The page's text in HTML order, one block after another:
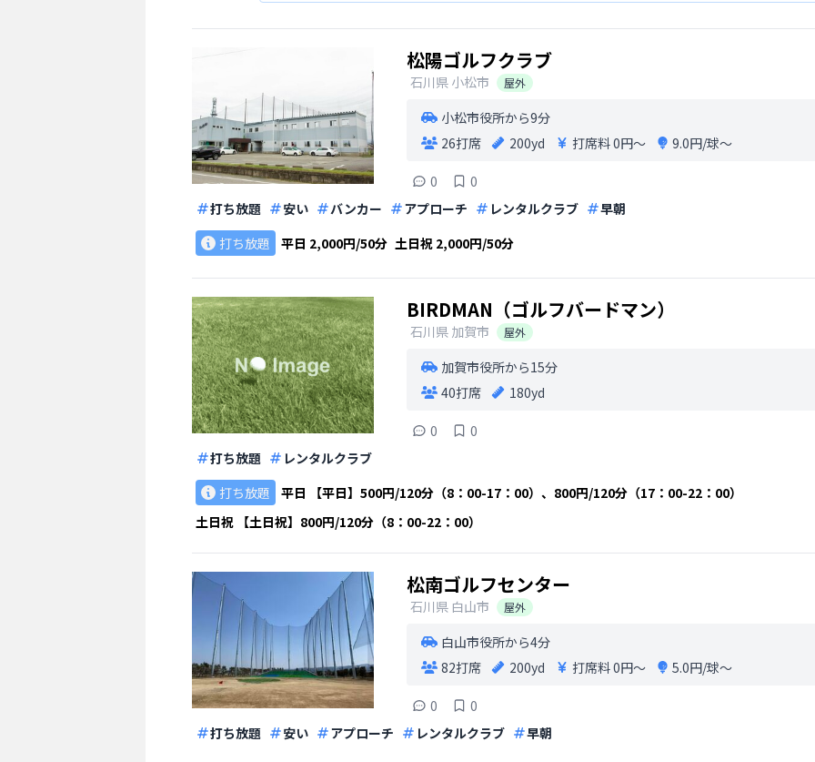
松陽ゴルフクラブ
石川県 小松市 屋外
小松市役所から9分
26打席
200yd 打席料0円〜 9.0円/球〜
0
0
打ち放題
安い バンカー アプローチ レンタルクラブ
早朝
打ち放題
平日 2,000円/50分 土日祝 2,000円/50分
BIRDMAN（ゴルフバードマン）
石川県 加賀市 屋外
加賀市役所から15分
40打席
180yd
0
0
打ち放題
レンタルクラブ
打ち放題
平日
【平日】500円/120分（8：00-17：00）、800円/120分（17：00-22：00）
土日祝 【土日祝】800円/120分（8：00-22：00）
松南ゴルフセンター
石川県 白山市 屋外
白山市役所から4分
82打席
200yd 打席料0円〜 5.0円/球〜
0
0
打ち放題
安い アプローチ レンタルクラブ 早朝